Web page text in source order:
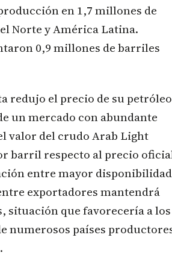
en 1,7 millones de
Norte y América Latina.
0,9 millones de barriles
redujo el precio de su petróleo
un mercado con abundante
valor del crudo Arab Light
barril respecto al precio
entre mayor
exportadores mantendrá
situación que favorecería a los
numerosos países